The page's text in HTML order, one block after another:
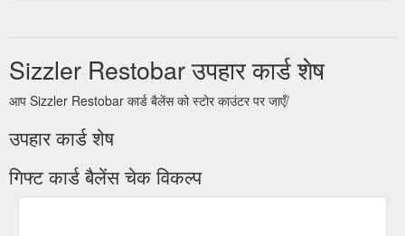
Sizzler Restobar उपहार कार्ड शेष
आप Sizzler Restobar कार्ड बैलेंस को स्टोर काउंटर पर जाएँ/
उपहार कार्ड शेष
गिफ्ट कार्ड बैलेंस चेक विकल्प